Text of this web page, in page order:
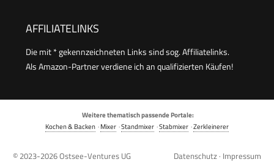
AFFILIATELINKS
Die mit * gekennzeichneten Links sind sog. Affiliatelinks.
Als Amazon-Partner verdiene ich an qualifizierten Käufen!
Weitere thematisch passende Portale:
Kochen & Backen ·Mixer ·Standmixer ·Stabmixer ·Zerkleinerer
© 2023-2026Ostsee-Ventures UG Datenschutz · Impressum